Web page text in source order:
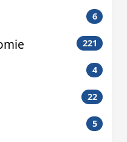
6
221
4
22
5